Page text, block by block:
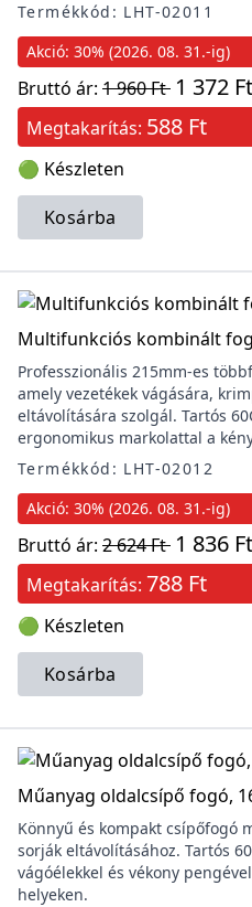
Termékkód: LHT-02011
Akció: 30% (2026. 08. 31.-ig)
Bruttó ár: 1 960 Ft 1 372 Ft
Megtakarítás: 588 Ft
🟢 Készleten
Kosárba
Multifunkciós kombinált
Professzionális 215mm-es
amely vezetékek vágására,
eltávolítására szolgál. Tartós
ergonomikus markolattal a
Termékkód: LHT-02012
Akció: 30% (2026. 08. 31.-ig)
Bruttó ár: 2 624 Ft 1 836 Ft
Megtakarítás: 788 Ft
🟢 Készleten
Kosárba
Műanyag oldalcsípő fogó,
Könnyű és kompakt csípőfogó
sorják eltávolításához. Tartós
vágóélekkel és vékony
helyeken.